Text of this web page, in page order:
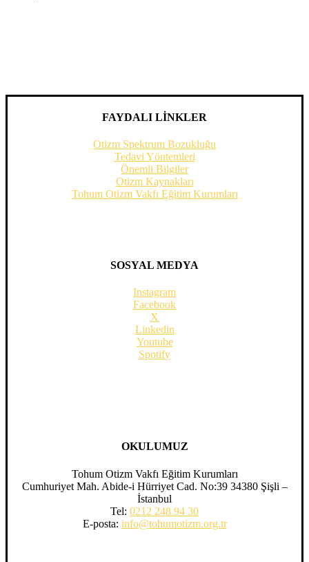
FAYDALI LİNKLER
Otizm Spektrum Bozukluğu
Tedavi Yöntemleri
Önemli Bilgiler
Otizm Kaynakları
Tohum Otizm Vakfı Eğitim Kurumları
SOSYAL MEDYA
Instagram
Facebook
X
Linkedin
Youtube
Spotify
OKULUMUZ
Tohum Otizm Vakfı Eğitim Kurumları
Cumhuriyet Mah. Abide-i Hürriyet Cad. No:39 34380 Şişli –
İstanbul
Tel: 0212 248 94 30
E-posta: info@tohumotizm.org.tr